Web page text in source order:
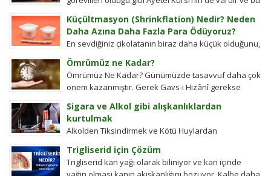
Küçültmasyon (Shrinkflation) Nedir? Neden
Daha Azına Daha Fazla Para Ödüyoruz?
En sevdiğiniz çikolatanın biraz daha küçük olduğunu,
aynı büyüklükteki pakette daha az bisküvi
bulunduğunu veya cips torbalarının daha fazla
hava...
Ömrümüz ne Kadar?
Ömrümüz Ne Kadar? Günümüzde tasavvuf daha çok
önem kazanmıştır. Gerek Gavs-ı Hizânî gerekse
değildi....
Sigara ve Alkol gibi alışkanlıklardan
kurtulmak
Alkolden Tiksindirmek ve Kötü Huylardan
Huylardan Vazgecirmek icin Okumak için belli bir
zamanı yok...
Trigliserid için Çözüm
Trigliserid kan yağı olarak biliniyor ve kan içinde